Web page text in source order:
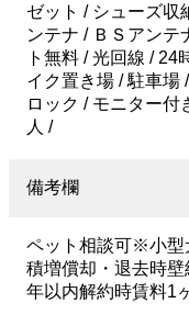
ゼット / シューズ収
ンテナ / ＢＳアンテ
ト無料 / 光回線 /
イク置き場 / 駐車場
ロック / モニター付
人 /
備考欄
ペット相談可※小型
積増償却・退去時
年以内解約時賃料1